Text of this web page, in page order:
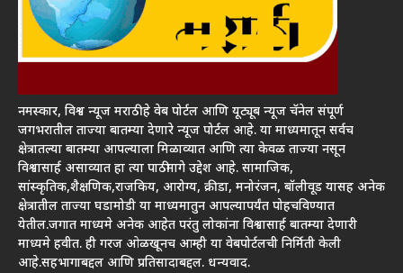
नमस्कार, विश्व न्यूज मराठी हे वेब पोर्टल आणि यूट्यूब न्यूज चॅनेल संपूर्ण
जगभरातील ताज्या बातम्या देणारे न्यूज पोर्टल आहे. या माध्यमातून सर्वच
क्षेत्रातल्या बातम्या आपल्याला मिळाव्यात आणि त्या केवळ ताज्या नसून
विश्वासार्ह असाव्यात हा त्या पाठीमागे उद्देश आहे. सामाजिक,
सांस्कृतिक,शैक्षणिक,राजकिय, आरोग्य, क्रीडा, मनोरंजन, बॉलीवूड यासह अनेक
क्षेत्रातील ताज्या घडामोडी या माध्यमातुन आपल्यापर्यंत पोहचविण्यात
येतील.जगात माध्यमे अनेक आहेत परंतु लोकांना विश्वासार्ह बातम्या देणारी
माध्यमे हवीत. ही गरज ओळखूनच आम्ही या वेबपोर्टलची निर्मिती केली
आहे.सहभागाबद्दल आणि प्रतिसादाबद्दल. धन्यवाद.